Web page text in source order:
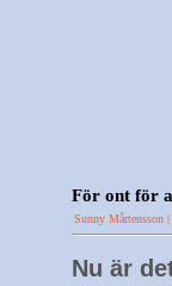
För ont för
Sunny Mårtensson
Nu är